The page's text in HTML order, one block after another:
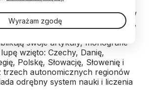
Kulczyckiego z Uniwersytetu im.
Poznaniu przeanalizował, gdzie i w
z ośmiu europejskich krajów,
swoje artykuły, monografie
wzięto: Czechy, Danię,
Polskę, Słowację, Słowenię i
trzech autonomicznych regionów
odrębny system nauki i liczenia
Wyrażam zgodę